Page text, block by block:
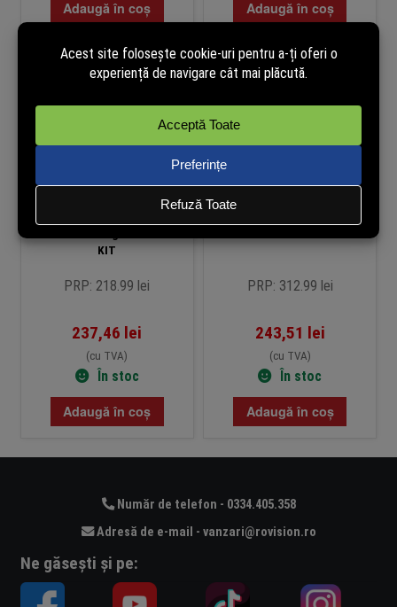
Adaugă în coș Adaugă în coș
Kit adaptoare Powerline
KIT
PRP: 218.99 lei
237,46 lei
(cu TVA)
În stoc
Adaugă în coș
Switch 8 porturi gigabit 7
PRP: 312.99 lei
243,51 lei
(cu TVA)
În stoc
Adaugă în coș
Număr de telefon - 0334.405.358
Adresă de e-mail - vanzari@rovision.ro
Ne găsești și pe: